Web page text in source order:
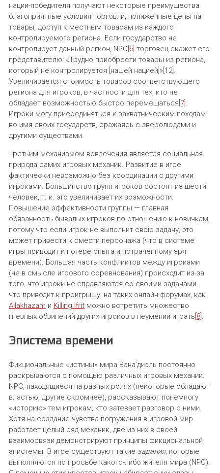
нации-победителя получают некоторые преимущества:
благоприятные условия торговли, пониженные цены на
товары, доступ к местным товарам из каждого
контролируемого региона. Если государство не
контролирует данный регион, NPC [6]-торговец скажет его
представителю: «Трудно приобрести товары из региона,
который не контролируется [нашей нацией]»[12].
Увеличивается стоимость товаров соответствующего
региона для игроков, в частности для тех, кто не
обладает возможностью быстро перемещаться [7] .
Игроки могу присоединяться к захватническим походам
во имя своих государств, сражаясь с зверолюдами и
другими существами.
Третьим механизмом вовлечения является социальная
природа самих игровых механик. Развитие в игре
фактически невозможно без координации с другими
игроками. Большинство групп игроков состоят из шести
человек, т. к. это увеличивает их возможности.
Повышение эффективности группы — главная
обязанность бывалых игроков по отношению к новичкам,
потому что если игрок не выполнит свою задачу, это
может привести к смерти персонажа (что в системе
игры приводит к потере опыта и потраченному зря
времени). Большая часть конфликтов между игроками
(не в смысле игрового соревнования) происходит из-за
того, что игроки не справляются со своими задачами,
что приводит к проигрышу: на таких онлайн-форумах, как
Allakhazam и Killing Ifritможно встретить множество
гневных обвинений других игроков в неумении играть [8] .
Эпистема времени
Фикциональные «истины» мира Вана’диэль постоянно
раскрываются с помощью различных игровых механик.
NPC, находящиеся на разных ролях (некоторые обладают
властью, другие скромнее), рассказывают понемногу
«историю» тем игрокам, кто затевает разговор с ними.
Хотя на создание чувства погружения в игровой мир
работает целый ряд механик, две из них в своей
взаимосвязи демонстрируют принципы фикциональной
эпистемы. В игре существуют такие задания, которые
выполняются по просьбе какого-либо жителя мира (NPC).